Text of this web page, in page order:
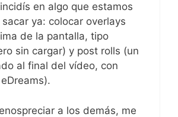
en algo que estamos
ya: colocar overlays
de la pantalla, tipo
sin cargar) y post rolls (un
al final del vídeo, con
a los demás, me